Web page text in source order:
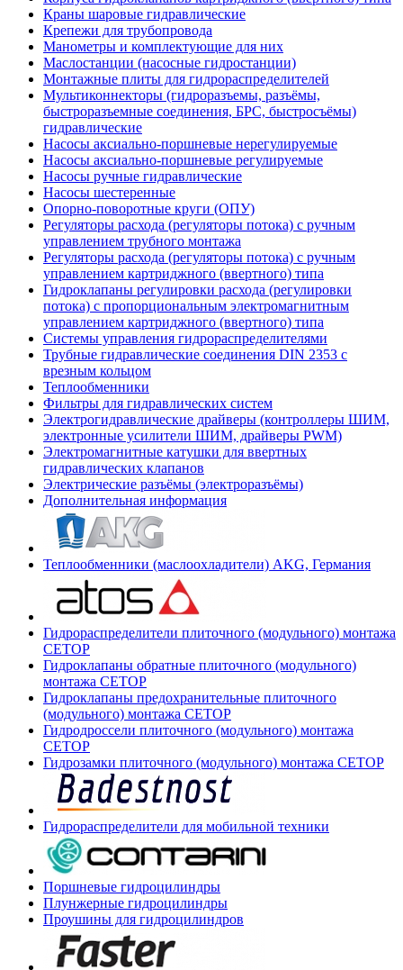
Краны шаровые гидравлические
Крепежи для трубопровода
Манометры и комплектующие для них
Маслостанции (насосные гидростанции)
Монтажные плиты для гидрораспределителей
Мультиконнекторы (гидроразъемы, разъёмы,
быстроразъемные соединения, БРС, быстросъёмы)
гидравлические
Насосы аксиально-поршневые нерегулируемые
Насосы аксиально-поршневые регулируемые
Насосы ручные гидравлические
Насосы шестеренные
Опорно-поворотные круги (ОПУ)
Регуляторы расхода (регуляторы потока) с ручным
управлением трубного монтажа
Регуляторы расхода (регуляторы потока) с ручным
управлением картриджного (ввертного) типа
Гидроклапаны регулировки расхода (регулировки
потока) с пропорциональным электромагнитным
управлением картриджного (ввертного) типа
Системы управления гидрораспределителями
Трубные гидравлические соединения DIN 2353 с
врезным кольцом
Теплообменники
Фильтры для гидравлических систем
Электрогидравлические драйверы (контроллеры ШИМ,
электронные усилители ШИМ, драйверы PWM)
Электромагнитные катушки для ввертных
гидравлических клапанов
Электрические разъёмы (электроразъёмы)
Дополнительная информация
Теплообменники (маслоохладители) AKG, Германия
Гидрораспределители плиточного (модульного) монтажа
СЕТОР
Гидроклапаны обратные плиточного (модульного)
монтажа CETOP
Гидроклапаны предохранительные плиточного
(модульного) монтажа CETOP
Гидродроссели плиточного (модульного) монтажа
CETOP
Гидрозамки плиточного (модульного) монтажа CETOP
Гидрораспределители для мобильной техники
Поршневые гидроцилиндры
Плунжерные гидроцилиндры
Проушины для гидроцилиндров